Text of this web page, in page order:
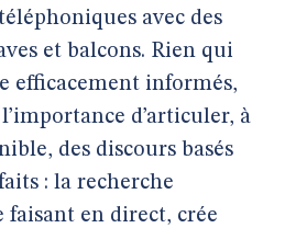
avec des
et balcons. Rien qui
efficacement informés,
d’articuler, à
des discours basés
: la recherche
faisant en direct, crée